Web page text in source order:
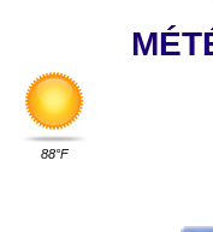
88°F